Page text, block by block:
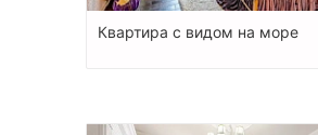
Квартира с видом на море